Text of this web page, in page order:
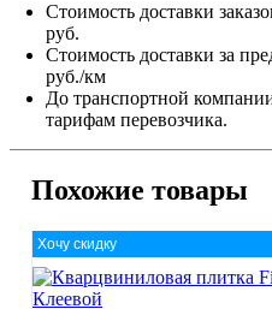
Стоимость доставки
руб.
Стоимость доставки за
руб./км
До транспортной
тарифам перевозчика.
Похожие товары
Хочу скидку